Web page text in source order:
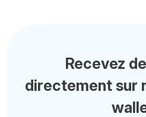
Recevez
directement sur